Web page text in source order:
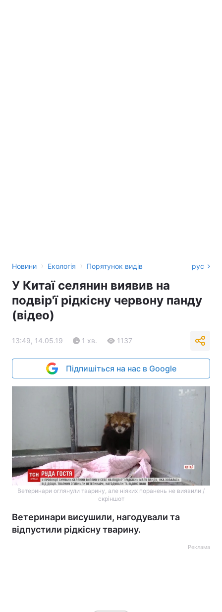
Новини › Екологія › Порятунок видів рус
У Китаї селянин виявив на
подвір'ї рідкісну червону панду
(відео)
13:49, 14.05.19 1 хв. 1137
Підпишіться на нас в Google
Ветеринари оглянули тварину, але ніяких поранень не виявили /
скріншот
Ветеринари висушили, нагодували та
відпустили рідкісну тварину.
Реклама